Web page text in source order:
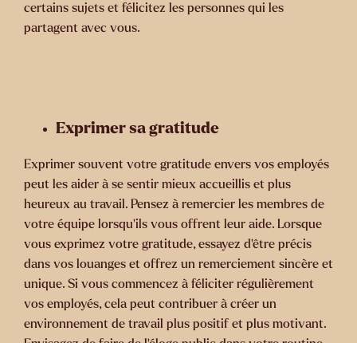
certains sujets et félicitez les personnes qui les
partagent avec vous.
Exprimer sa gratitude
Exprimer souvent votre gratitude envers vos employés
peut les aider à se sentir mieux accueillis et plus
heureux au travail. Pensez à remercier les membres de
votre équipe lorsqu’ils vous offrent leur aide. Lorsque
vous exprimez votre gratitude, essayez d’être précis
dans vos louanges et offrez un remerciement sincère et
unique. Si vous commencez à féliciter régulièrement
vos employés, cela peut contribuer à créer un
environnement de travail plus positif et plus motivant.